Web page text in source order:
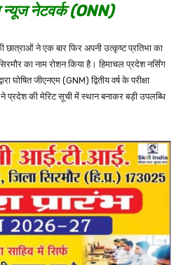
नेटवर्क (ONN)
छात्राओं ने एक बार फिर अपनी उत्कृष्ट प्रतिभा का
का नाम रोशन किया है। हिमाचल प्रदेश नर्सिंग
घोषित जीएनएम (GNM) द्वितीय वर्ष के परीक्षा
प्रदेश की मेरिट सूची में स्थान बनाकर बड़ी उपलब्धि